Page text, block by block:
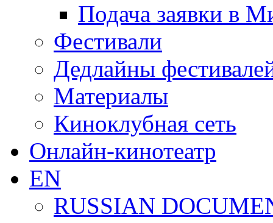
Подача заявки в
Фестивали
Дедлайны
Материалы
Киноклубная сеть
Онлайн-кинотеатр
EN
RUSSIAN